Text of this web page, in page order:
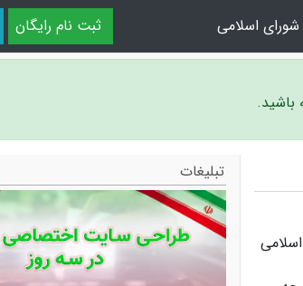
ثبت نام رایگان اسلامی
شورای اسلامی
تبلیغات